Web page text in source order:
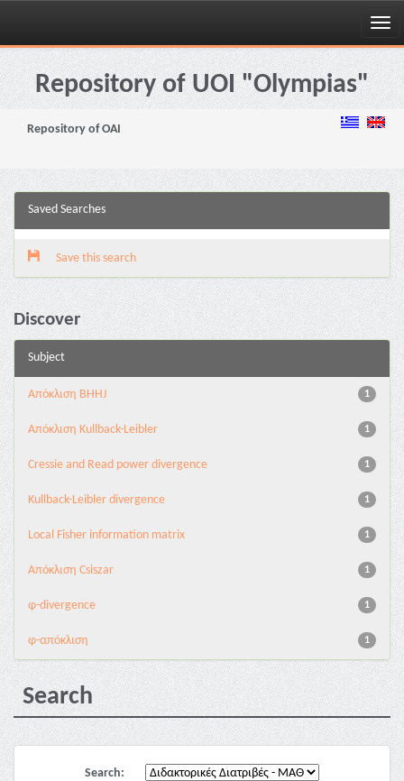
Skip
navigationRepository of UOI "Olympias"
Repository of OAI
Saved Searches
Save this search
Discover
Subject
1
Aπόκλιση BHHJ
1
Aπόκλιση Kullback-Leibler
1
Cressie and Read power divergence
1
Kullback-Leibler divergence
1
Local Fisher information matrix
1
Απόκλιση Csiszar
1
φ-divergence
1
φ-απόκλιση
Search
Search: